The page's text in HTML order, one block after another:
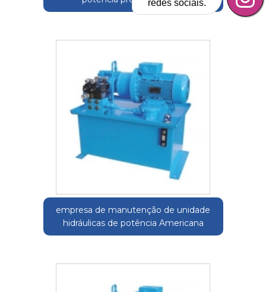
empresa de manutenção de unidade
hidráulicas de potência Americana
redes sociais.